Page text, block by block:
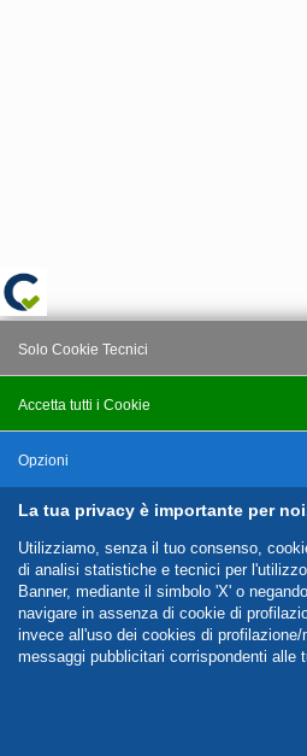
La tua privacy è importante per
Utilizziamo, senza il tuo consenso,
di analisi statistiche e tecnici per
Banner, mediante il simbolo 'X' o
navigare in assenza di cookie di
invece all'uso dei cookies di
messaggi pubblicitari corrispondenti alle
Accetta tutti i Cookie
Solo Cookie Tecnici
Salva
Opzioni
Nascondi Opzioni